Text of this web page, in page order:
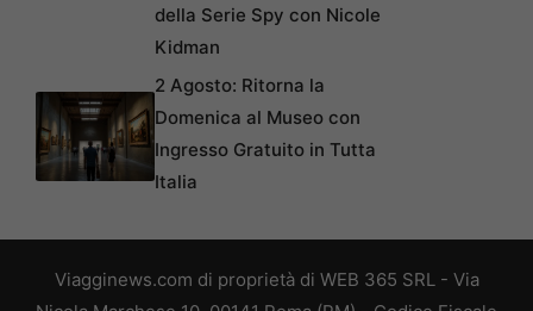
della Serie Spy con Nicole
Kidman
2 Agosto: Ritorna la
Domenica al Museo con
Ingresso Gratuito in Tutta
Italia
Viagginews.com di proprietà di WEB 365 SRL - Via